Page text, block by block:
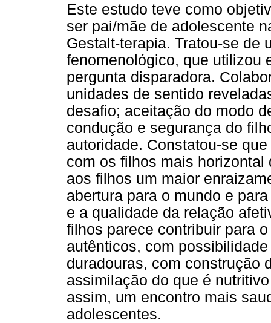
Este estudo teve como
ser pai/mãe de adolescente
Gestalt-terapia. Tratou-se de
fenomenológico, que utilizou
pergunta disparadora.
unidades de sentido
desafio; aceitação do modo
condução e segurança do
autoridade. Constatou-se
com os filhos mais
aos filhos um maior
abertura para o mundo e
e a qualidade da relação
filhos parece contribuir para
autênticos, com
duradouras, com construção
assimilação do que é
assim, um encontro mais
adolescentes.